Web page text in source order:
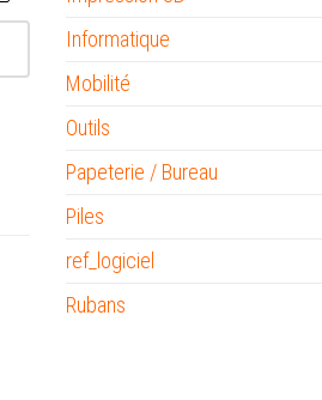
Informatique
Mobilité
Outils
Papeterie / Bureau
Piles
ref_logiciel
Rubans